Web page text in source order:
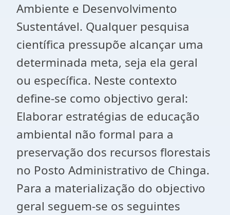
Ambiente e Desenvolvimento
Sustentável. Qualquer pesquisa
científica pressupõe alcançar uma
determinada meta, seja ela geral
ou específica. Neste contexto
define-se como objectivo geral:
Elaborar estratégias de educação
ambiental não formal para a
preservação dos recursos florestais
no Posto Administrativo de Chinga.
Para a materialização do objectivo
geral seguem-se os seguintes